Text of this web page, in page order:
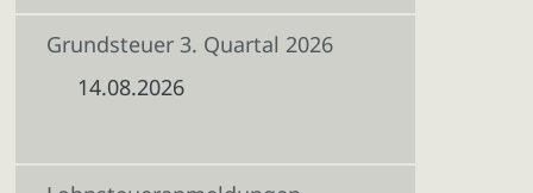
Grundsteuer 3. Quartal 2026
14.08.2026